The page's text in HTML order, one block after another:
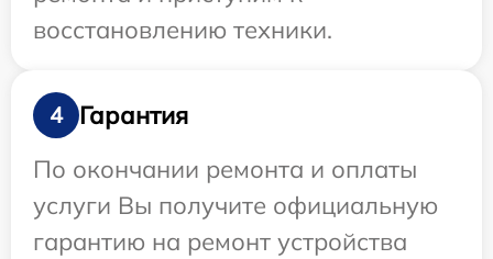
восстановлению техники.
4
Гарантия
По окончании ремонта и оплаты
услуги Вы получите официальную
гарантию на ремонт устройства